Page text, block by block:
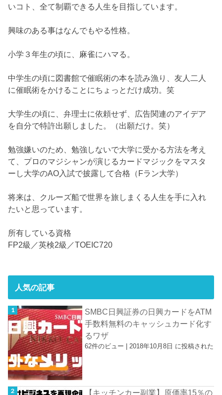
いコト、全て制覇できる人生を目指しています。
興味のある事はなんでもやる性格。
小学３年生の頃に、麻雀にハマる。
中学生の頃に図書館で催眠術の本を読み漁り、友人二人
に催眠術をかけることにちょっとだけ成功。笑
大学生の頃に、弁理士に依頼せず、広告関連のアイデア
を自分で特許出願しました。（出願だけ。笑）
勉強嫌いのため、勉強しないで大学に受かる方法を考え
て、プロのマジシャンが演じるカードマジックをマスタ
ーし大学のAO入試で披露して合格（Fラン大学）
将来は、クルーズ船で世界を旅しまくる人生を手に入れ
たいと思っています。
所有している資格
FP2級／英検2級／TOEIC720
人気の記事
SMBC日興証券の日興カードをATM
手数料無料のキャッシュカード化す
るワザ
62件のビュー | 2018年10月8日 に投稿された
【キッチンカー副業】原価率15％の